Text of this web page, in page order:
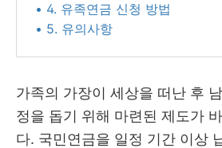
• 4. 유족연금 신청 방법
• 5. 유의사항
가족의 가장이 세상을 떠난 후
정을 돕기 위해 마련된 제도가
다. 국민연금을 일정 기간 이상